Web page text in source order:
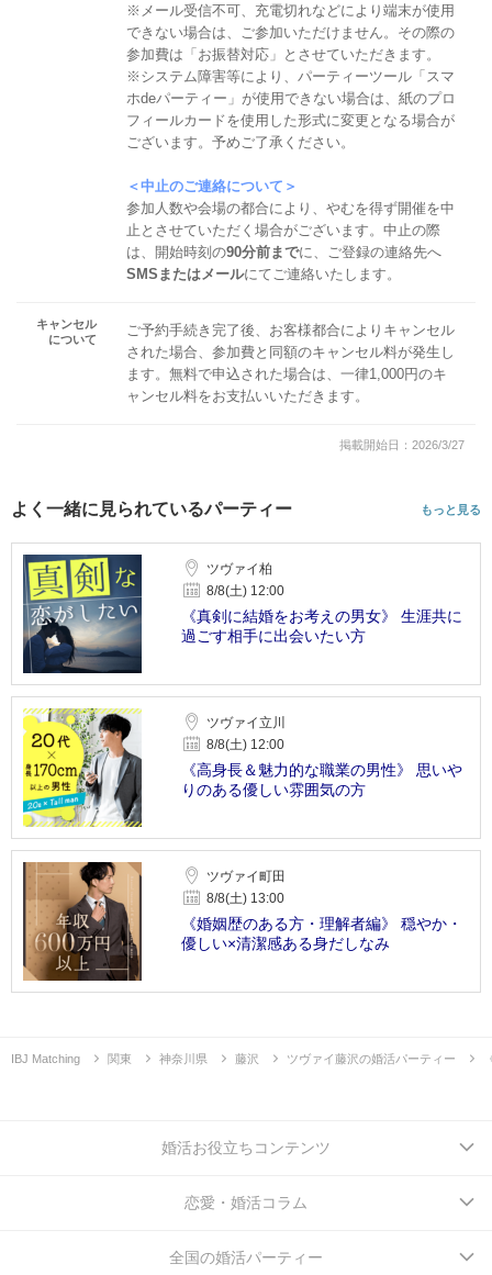
※メール受信不可、充電切れなどにより端末が使用
できない場合は、ご参加いただけません。その際の
参加費は「お振替対応」とさせていただきます。
※システム障害等により、パーティーツール「スマ
ホdeパーティー」が使用できない場合は、紙のプロ
フィールカードを使用した形式に変更となる場合が
ございます。予めご了承ください。
＜中止のご連絡について＞
参加人数や会場の都合により、やむを得ず開催を中
止とさせていただく場合がございます。中止の際
は、開始時刻の90分前までに、ご登録の連絡先へ
SMSまたはメールにてご連絡いたします。
キャンセル
について
ご予約手続き完了後、お客様都合によりキャンセル
された場合、参加費と同額のキャンセル料が発生し
ます。無料で申込された場合は、一律1,000円のキ
ャンセル料をお支払いいただきます。
掲載開始日：2026/3/27
よく一緒に見られているパーティー もっと見る
ツヴァイ柏
8/8(土) 12:00
《真剣に結婚をお考えの男女》 生涯共に
過ごす相手に出会いたい方
ツヴァイ立川
8/8(土) 12:00
《高身長＆魅力的な職業の男性》 思いや
りのある優しい雰囲気の方
ツヴァイ町田
8/8(土) 13:00
《婚姻歴のある方・理解者編》 穏やか・
優しい×清潔感ある身だしなみ
IBJ Matching 関東 神奈川県 藤沢 ツヴァイ藤沢の婚活パーティー
婚活お役立ちコンテンツ
恋愛・婚活コラム
全国の婚活パーティー